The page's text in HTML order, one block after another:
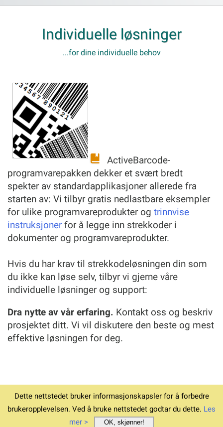
Individuelle løsninger
...for dine individuelle behov
ActiveBarcode-
programvarepakken dekker et svært bredt
spekter av standardapplikasjoner allerede fra
starten av: Vi tilbyr gratis nedlastbare eksempler
for ulike programvareprodukter og trinnvise
instruksjonerfor å legge inn strekkoder i
dokumenter og programvareprodukter.
Hvis du har krav til strekkodeløsningen din som
du ikke kan løse selv, tilbyr vi gjerne våre
individuelle løsninger og support:
Dra nytte av vår erfaring. Kontakt oss og beskriv
prosjektet ditt. Vi vil diskutere den beste og mest
effektive løsningen for deg.
© 1994-2026 Hjem Last ned v6.12.4 Vilkår
Personvern Avtrykk Bestillingsstøtte
Dette nettstedet bruker informasjonskapsler for å forbedre
brukeropplevelsen. Ved å bruke nettstedet godtar du dette. Les
mer >
OK, skjønner!